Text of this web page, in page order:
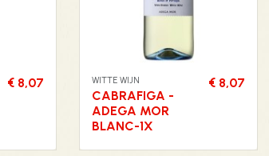
€ 8,07 WITTE WIJN
CABRAFIGA -
ADEGA MOR
BLANC-1X
€ 8,07